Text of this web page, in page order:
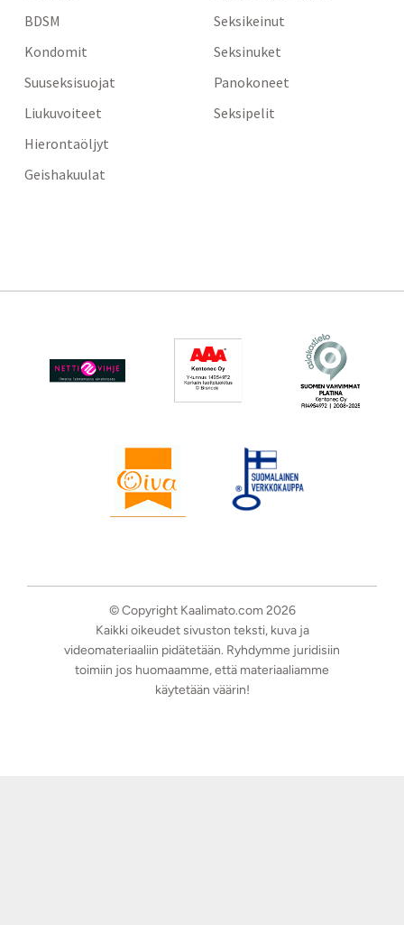
BDSM
Kondomit
Suuseksisuojat
Liukuvoiteet
Hierontaöljyt
Geishakuulat
Seksikeinut
Seksinuket
Panokoneet
Seksipelit
© Copyright Kaalimato.com 2026
Kaikki oikeudet sivuston teksti, kuva ja
videomateriaaliin pidätetään. Ryhdymme juridisiin
toimiin jos huomaamme, että materiaaliamme
käytetään väärin!